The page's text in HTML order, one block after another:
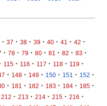
· 37 · 38 · 39 · 40 · 41 · 42 ·
· 78 · 79 · 80 · 81 · 82 · 83 ·
· 115 · 116 · 117 · 118 · 119 ·
· 148 · 149 · 150 · 151 · 152 ·
· 181 · 182 · 183 · 184 · 185 ·
212 · 213 · 214 · 215 · 216 ·